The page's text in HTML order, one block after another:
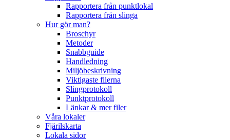
Rapportera från punktlokal
Rapportera från slinga
Hur gör man?
Broschyr
Metoder
Snabbguide
Handledning
Miljöbeskrivning
Viktigaste filerna
Slingprotokoll
Punktprotokoll
Länkar & mer filer
Våra lokaler
Fjärilskarta
Lokala sidor